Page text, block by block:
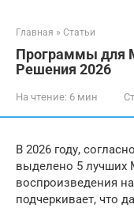
Главная » Статьи
Программы для
Решения 2026
На чтение: 6 мин
В 2026 году,
выделено 5 лучших
воспроизведения
подчеркивает, что